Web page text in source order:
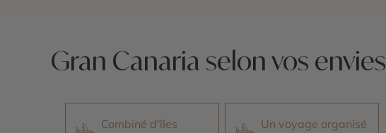
Gran Canaria selon vos envies
Combiné d'îles Un voyage organisé